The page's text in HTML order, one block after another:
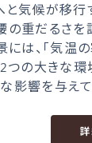
と気候が移行
の重だるさを
は、「気温
つの大きな環
影響を与え